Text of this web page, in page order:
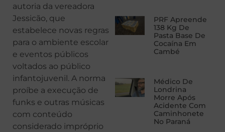
autoria da vereadora
Jessicão, que
estabelece novas regras
para o ambiente escolar
e eventos públicos
voltados ao público
infantojuvenil. A norma
proíbe a execução de
funks e outras músicas
com conteúdo
considerado impróprio
PRF Apreende
138 Kg De
Pasta Base De
Cocaína Em
Cambé
Médico De
Londrina
Morre Após
Acidente Com
Caminhonete
No Paraná